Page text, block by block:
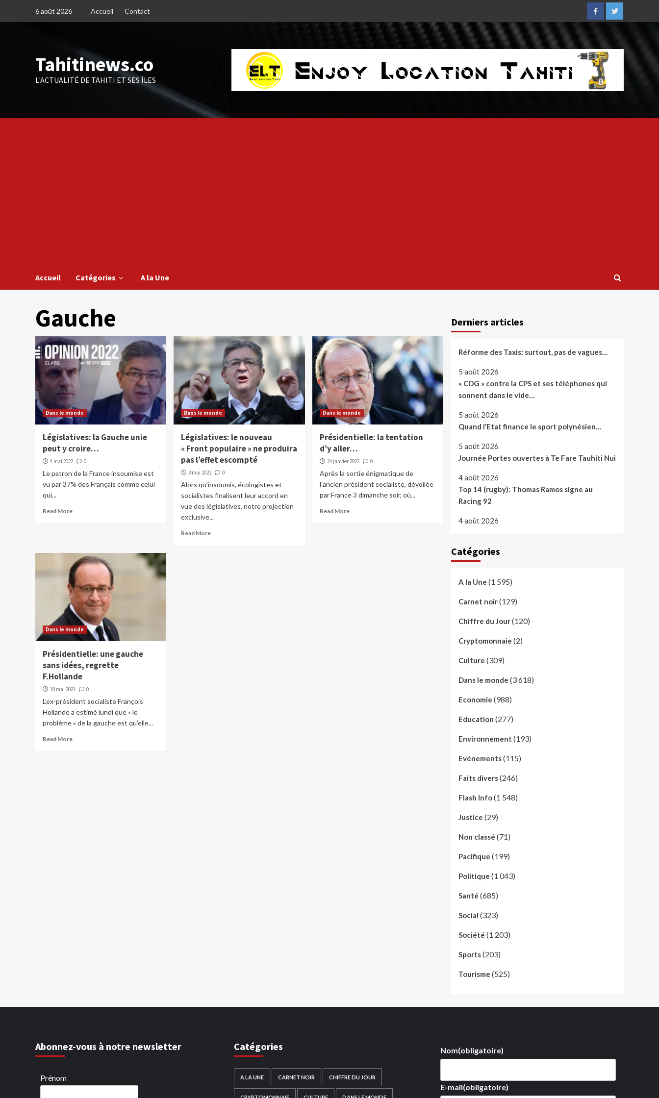
6 août 2026 Accueil Contact
FacebookTwitter
Tahitinews.co
L'ACTUALITÉ DE TAHITI ET SES ÎLES
Accueil Catégories A la Une
Gauche
Dans le monde
Législatives: la Gauche unie
peut y croire…
4 mai 2022 0
Le patron de la France insoumise est
vu par 37% des Français comme celui
qui...
Read More
Dans le monde
Législatives: le nouveau
« Front populaire » ne produira
pas l’effet escompté
3 mai 2022 0
Alors qu’insoumis, écologistes et
socialistes finalisent leur accord en
vue des législatives, notre projection
exclusive...
Read More
Dans le monde
Présidentielle: la tentation
d’y aller…
24 janvier 2022 0
Après la sortie énigmatique de
l’ancien président socialiste, dévoilée
par France 3 dimanche soir, où...
Read More
Dans le monde
Présidentielle: une gauche
sans idées, regrette
F.Hollande
10 mai 2021 0
L’ex-président socialiste François
Hollande a estimé lundi que « le
problème » de la gauche est qu’elle...
Read More
Derniers articles
Réforme des Taxis: surtout, pas de vagues…
5 août 2026
« CDG » contre la CPS et ses téléphones qui
sonnent dans le vide…
5 août 2026
Quand l’Etat finance le sport polynésien…
5 août 2026
Journée Portes ouvertes à Te Fare Tauhiti Nui
4 août 2026
Top 14 (rugby): Thomas Ramos signe au
Racing 92
4 août 2026
Catégories
A la Une (1 595)
Carnet noir(129)
Chiffre du Jour(120)
Cryptomonnaie (2)
Culture (309)
Dans le monde (3 618)
Economie (988)
Education (277)
Environnement (193)
Evénements(115)
Faits divers(246)
Flash Info(1 548)
Justice (29)
Non classé (71)
Pacifique (199)
Politique (1 043)
Santé (685)
Social (323)
Société (1 203)
Sports(203)
Tourisme (525)
Abonnez-vous à notre newsletter
Prénom
Catégories
A LA UNE CARNET NOIR CHIFFRE DU JOUR
Nom(obligatoire)
E-mail(obligatoire)